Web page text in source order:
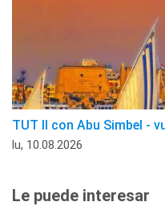
TUT II con Abu Simbel -
lu, 10.08.2026
Le puede interesar